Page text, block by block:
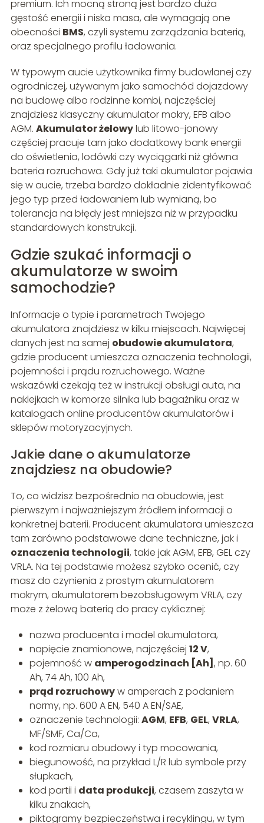
premium. Ich mocną stroną jest bardzo duża
gęstość energii i niska masa, ale wymagają one
obecności BMS, czyli systemu zarządzania baterią,
oraz specjalnego profilu ładowania.
W typowym aucie użytkownika firmy budowlanej czy
ogrodniczej, używanym jako samochód dojazdowy
na budowę albo rodzinne kombi, najczęściej
znajdziesz klasyczny akumulator mokry, EFB albo
AGM. Akumulator żelowylub litowo-jonowy
częściej pracuje tam jako dodatkowy bank energii
do oświetlenia, lodówki czy wyciągarki niż główna
bateria rozruchowa. Gdy już taki akumulator pojawia
się w aucie, trzeba bardzo dokładnie zidentyfikować
jego typ przed ładowaniem lub wymianą, bo
tolerancja na błędy jest mniejsza niż w przypadku
standardowych konstrukcji.
Gdzie szukać informacji o
akumulatorze w swoim
samochodzie?
Informacje o typie i parametrach Twojego
akumulatora znajdziesz w kilku miejscach. Najwięcej
danych jest na samej obudowie akumulatora,
gdzie producent umieszcza oznaczenia technologii,
pojemności i prądu rozruchowego. Ważne
wskazówki czekają też w instrukcji obsługi auta, na
naklejkach w komorze silnika lub bagażniku oraz w
katalogach online producentów akumulatorów i
sklepów motoryzacyjnych.
Jakie dane o akumulatorze
znajdziesz na obudowie?
To, co widzisz bezpośrednio na obudowie, jest
pierwszym i najważniejszym źródłem informacji o
konkretnej baterii. Producent akumulatora umieszcza
tam zarówno podstawowe dane techniczne, jak i
oznaczenia technologii, takie jak AGM, EFB, GEL czy
VRLA. Na tej podstawie możesz szybko ocenić, czy
masz do czynienia z prostym akumulatorem
mokrym, akumulatorem bezobsługowym VRLA, czy
może z żelową baterią do pracy cyklicznej:
nazwa producenta i model akumulatora,
napięcie znamionowe, najczęściej 12 V,
pojemność w amperogodzinach [Ah] , np. 60
Ah, 74 Ah, 100 Ah,
prąd rozruchowyw amperach z podaniem
normy, np. 600 A EN, 540 A EN/SAE,
oznaczenie technologii: AGM, EFB, GEL, VRLA,
MF/SMF, Ca/Ca,
kod rozmiaru obudowy i typ mocowania,
biegunowość, na przykład L/R lub symbole przy
słupkach,
kod partii i data produkcji, czasem zaszyta w
kilku znakach,
piktogramy bezpieczeństwa i recyklingu, w tym